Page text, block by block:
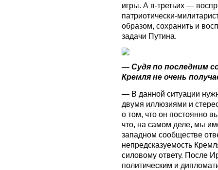
игры. А в-третьих —
патриотически-
образом, сохранить и
задачи Путина.
— Судя по последним
Кремля не очень
— В данной ситуации
двумя иллюзиями и
о том, что он постоянно
что, на самом деле, мы
западном сообществе
непредсказуемость
силовому ответу. После
политическим и